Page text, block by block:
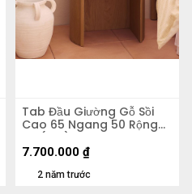
Tab Đầu Giường Gỗ Sồi
Cao 65 Ngang 50 Rộng
50 (cm)
2 năm trước
7.700.000 ₫